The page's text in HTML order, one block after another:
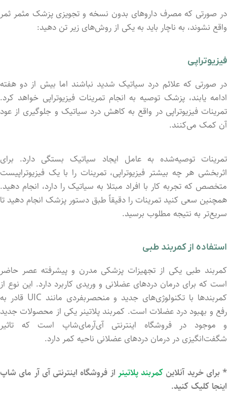
در صورتی که مصرف داروهای بدون نسخه و تجویزی پزشک مثمر ثمر
واقع نشوند، به ناچار باید به یکی از روش‌های زیر تن دهید:
فیزیوتراپی
در صورتی که علائم درد سیاتیک شدید نباشند اما بیش از دو هفته
ادامه یابند، پزشک توصیه به انجام تمرینات فیزیوتراپی خواهد کرد.
تمرینات فیزیوتراپی در واقع به کاهش درد سیاتیک و جلوگیری از عود
آن کمک می‌کنند.
تمرینات توصیه‌شده به عامل ایجاد سیاتیک بستگی دارد. برای
اثربخشی هر چه بیشتر فیزیوتراپی، تمرینات را با یک فیزیوتراپیست
متخصص که تجربه کار با افراد مبتلا به سیاتیک را دارد، انجام دهید.
همچنین سعی کنید تمرینات را دقیقاً طبق دستور پزشک انجام دهید تا
سریع‌تر به نتیجه مطلوب برسید.
استفاده از کمربند طبی
کمربند طبی یکی از تجهیزات پزشکی مدرن و پیشرفته عصر حاضر
است که برای درمان دردهای عضلانی و وریدی کاربرد دارد. این نوع از
کمربندها با تکنولوژی‌های جدید و منحصربفردی مانند UIC قادر به
رفع و بهبود درد عضلات است. کمربند پلاتینر یکی از محصولات جدید
و موجود در فروشگاه اینترنتی آی‌آرمای‌شاپ است که تاثیر
شگفت‌انگیزی در درمان دردهای عضلانی ناحیه کمر دارد.
* برای خرید آنلاین کمربند پلاتینر از فروشگاه اینترنتی آی آر مای شاپ
اینجا کلیک کنید.